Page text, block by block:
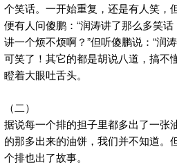
个笑话。一开始重复，还是有人笑，
便有人问傻鹏：“润涛讲了那么多笑
讲一个烦不烦啊？”但听傻鹏说：“润
可笑了！其它的都是胡说八道，搞不
瞪着大眼吐舌头。
（二）
据说每一个排的担子里都多出了一张
的那多出来的油饼，我们并不知道。
个排也出了故事。